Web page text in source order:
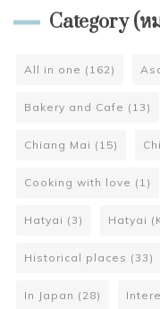
Category (ห
All in one (162)
Bakery and Cafe (13)
Chiang Mai (15)
Cooking with love (1)
Hatyai (3) Hatyai
Historical places (33)
In Japan (28)